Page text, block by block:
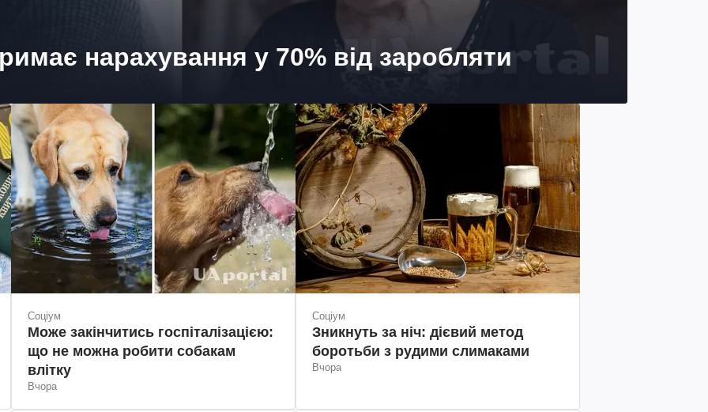
нарахування у 70% від заробляти
Соціум
Може закінчитись госпіталізацією:
що не можна робити собакам
влітку
Вчора
Соціум
Зникнуть за ніч: дієвий метод
боротьби з рудими слимаками
Вчора